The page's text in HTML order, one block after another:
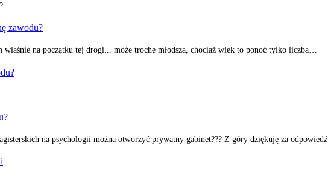
zawodu?
właśnie na początku tej drogi... może trochę młodsza, chociaż wiek to ponoć tylko liczba…
na psychologii można otworzyć prywatny gabinet??? Z góry dziękuję za odpowiedź.